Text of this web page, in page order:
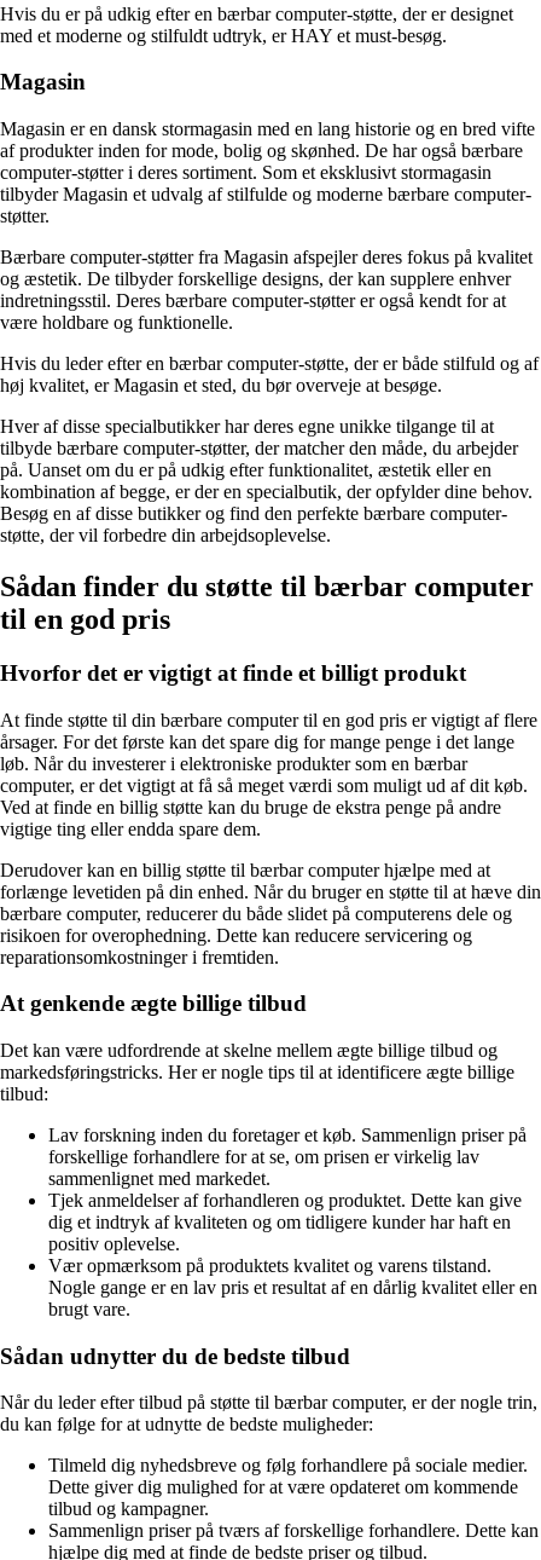
Hvis du er på udkig efter en bærbar computer-støtte, der er designet
med et moderne og stilfuldt udtryk, er HAY et must-besøg.
Magasin
Magasin er en dansk stormagasin med en lang historie og en bred vifte
af produkter inden for mode, bolig og skønhed. De har også bærbare
computer-støtter i deres sortiment. Som et eksklusivt stormagasin
tilbyder Magasin et udvalg af stilfulde og moderne bærbare computer-
støtter.
Bærbare computer-støtter fra Magasin afspejler deres fokus på kvalitet
og æstetik. De tilbyder forskellige designs, der kan supplere enhver
indretningsstil. Deres bærbare computer-støtter er også kendt for at
være holdbare og funktionelle.
Hvis du leder efter en bærbar computer-støtte, der er både stilfuld og af
høj kvalitet, er Magasin et sted, du bør overveje at besøge.
Hver af disse specialbutikker har deres egne unikke tilgange til at
tilbyde bærbare computer-støtter, der matcher den måde, du arbejder
på. Uanset om du er på udkig efter funktionalitet, æstetik eller en
kombination af begge, er der en specialbutik, der opfylder dine behov.
Besøg en af ​​disse butikker og find den perfekte bærbare computer-
støtte, der vil forbedre din arbejdsoplevelse.
Sådan finder du støtte til bærbar computer
til en god pris
Hvorfor det er vigtigt at finde et billigt produkt
At finde støtte til din bærbare computer til en god pris er vigtigt af flere
årsager. For det første kan det spare dig for mange penge i det lange
løb. Når du investerer i elektroniske produkter som en bærbar
computer, er det vigtigt at få så meget værdi som muligt ud af dit køb.
Ved at finde en billig støtte kan du bruge de ekstra penge på andre
vigtige ting eller endda spare dem.
Derudover kan en billig støtte til bærbar computer hjælpe med at
forlænge levetiden på din enhed. Når du bruger en støtte til at hæve din
bærbare computer, reducerer du både slidet på computerens dele og
risikoen for overophedning. Dette kan reducere servicering og
reparationsomkostninger i fremtiden.
At genkende ægte billige tilbud
Det kan være udfordrende at skelne mellem ægte billige tilbud og
markedsføringstricks. Her er nogle tips til at identificere ægte billige
tilbud:
Lav forskning inden du foretager et køb. Sammenlign priser på
forskellige forhandlere for at se, om prisen er virkelig lav
sammenlignet med markedet.
Tjek anmeldelser af forhandleren og produktet. Dette kan give
dig et indtryk af kvaliteten og om tidligere kunder har haft en
positiv oplevelse.
Vær opmærksom på produktets kvalitet og varens tilstand.
Nogle gange er en lav pris et resultat af en dårlig kvalitet eller en
brugt vare.
Sådan udnytter du de bedste tilbud
Når du leder efter tilbud på støtte til bærbar computer, er der nogle trin,
du kan følge for at udnytte de bedste muligheder:
Tilmeld dig nyhedsbreve og følg forhandlere på sociale medier.
Dette giver dig mulighed for at være opdateret om kommende
tilbud og kampagner.
Sammenlign priser på tværs af forskellige forhandlere. Dette kan
hjælpe dig med at finde de bedste priser og tilbud.